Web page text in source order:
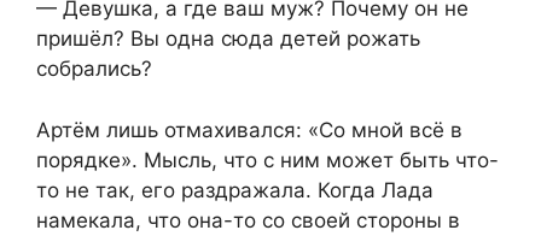
— Девушка, а где ваш муж? Почему он не
пришёл? Вы одна сюда детей рожать
собрались?
Артём лишь отмахивался: «Со мной всё в
порядке». Мысль, что с ним может быть что-
то не так, его раздражала. Когда Лада
намекала, что она-то со своей стороны в